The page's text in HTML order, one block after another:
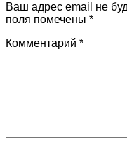
Ваш адрес email не
поля помечены *
Комментарий *